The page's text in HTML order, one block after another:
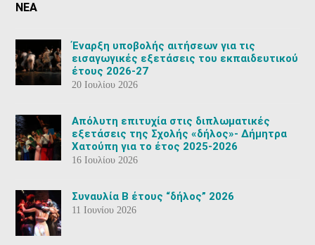
ΝΕΑ
Έναρξη υποβολής αιτήσεων για τις
εισαγωγικές εξετάσεις του εκπαιδευτικού
έτους 2026-27
20 Ιουλίου 2026
Aπόλυτη επιτυχία στις διπλωματικές
εξετάσεις της Σχολής «δήλος»- Δήμητρα
Χατούπη για το έτος 2025-2026
16 Ιουλίου 2026
Συναυλία Β έτους “δήλος” 2026
11 Ιουνίου 2026